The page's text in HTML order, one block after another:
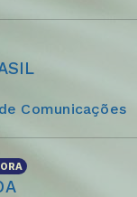
Comunicações